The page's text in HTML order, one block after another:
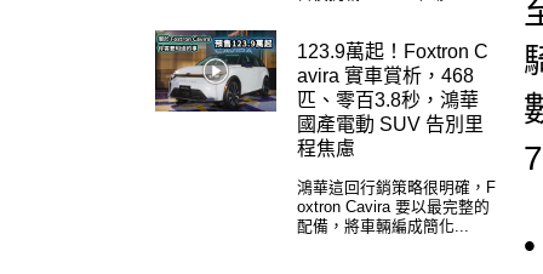
123.9萬起！Foxtron C
avira 實車賞析，468
匹、零百3.8秒，鴻華
國產電動 SUV 告別里
程焦慮
鴻華這回行銷策略很明確，F
oxtron Cavira 要以最完整的
配備，將車輛編成簡化...